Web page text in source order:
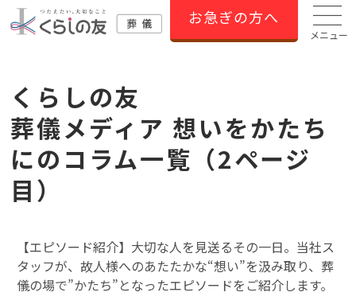
お急ぎの方へ
メニュー
くらしの友
葬儀メディア 想いをかたち
にのコラム⼀覧（2ページ
目）
【エピソード紹介】大切な人を見送るその一日。当社ス
タッフが、故人様へのあたたかな“想い”を汲み取り、葬
儀の場で”かたち”となったエピソードをご紹介します。